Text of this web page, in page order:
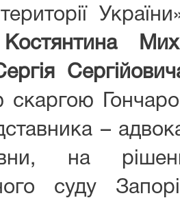
скаргою
–
на
суду